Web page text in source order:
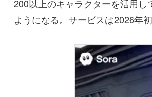
200以上のキャラクターを活用
ようになる。サービスは2026年